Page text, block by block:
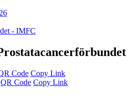
- IMFC
Code Copy Link
QR Code Copy Link